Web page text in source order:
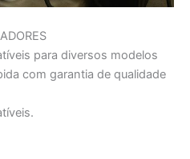
para diversos modelos
com garantia de qualidade